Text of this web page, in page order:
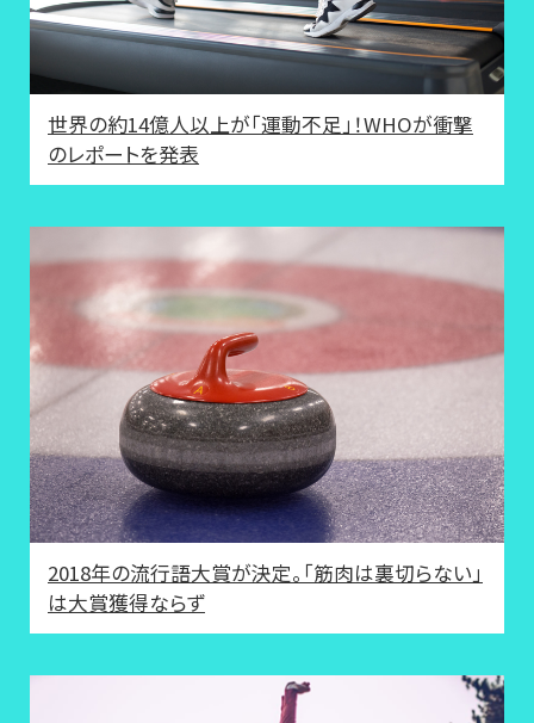
世界の約14億人以上が「運動不足」！WHOが衝撃
のレポートを発表
2018年の流行語大賞が決定。「筋肉は裏切らない」
は大賞獲得ならず